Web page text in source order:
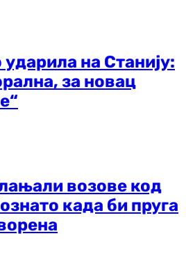
на Станију:
за новац
возове код
када би пруга